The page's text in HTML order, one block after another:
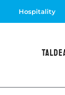
Hospitality